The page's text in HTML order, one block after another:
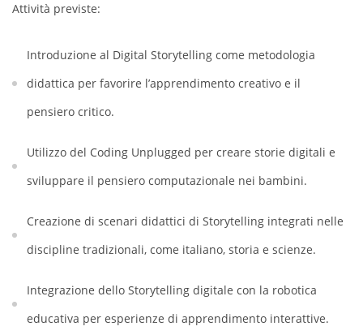
Attività previste:
Introduzione al Digital Storytelling come metodologia
didattica per favorire l’apprendimento creativo e il
pensiero critico.
Utilizzo del Coding Unplugged per creare storie digitali e
sviluppare il pensiero computazionale nei bambini.
Creazione di scenari didattici di Storytelling integrati nelle
discipline tradizionali, come italiano, storia e scienze.
Integrazione dello Storytelling digitale con la robotica
educativa per esperienze di apprendimento interattive.